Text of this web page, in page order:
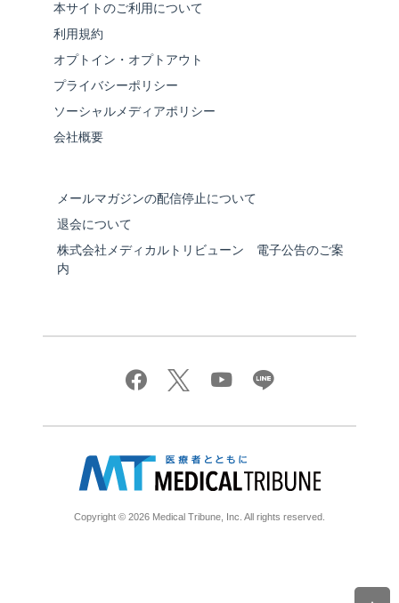
本サイトのご利用について
利用規約
オプトイン・オプトアウト
プライバシーポリシー
ソーシャルメディアポリシー
会社概要
メールマガジンの配信停止について
退会について
株式会社メディカルトリビューン 電子公告のご案
内
Copyright © 2026 Medical Tribune, Inc. All rights reserved.